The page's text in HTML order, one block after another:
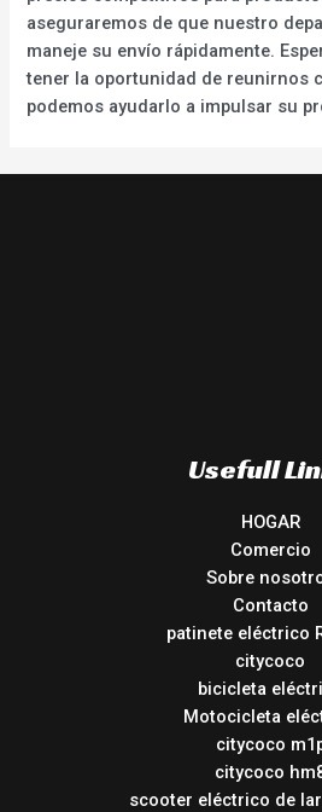
aseguraremos de que nuestro
maneje su envío rápidamente.
tener la oportunidad de reunirnos
podemos ayudarlo a impulsar su
Usefull
HOGAR
Comercio
Sobre
Contacto
patinete eléctrico
citycoco
bicicleta
Motocicleta
citycoco
citycoco
scooter eléctrico de